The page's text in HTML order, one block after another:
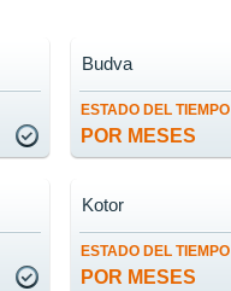
ESTADO DEL TIEMPO
POR MESES
Budva
ESTADO DEL TIEMPO
POR MESES
Kotor